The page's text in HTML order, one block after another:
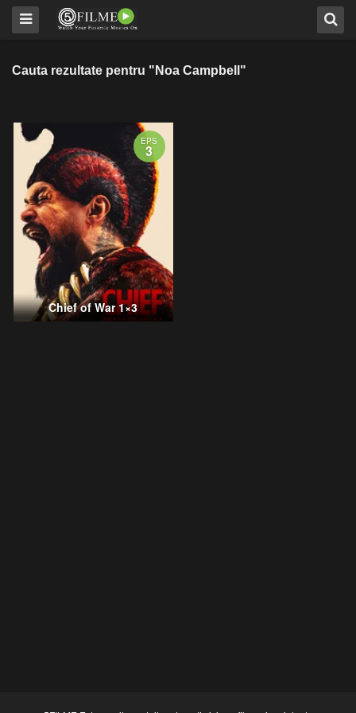
Cauta rezultate pentru "Noa Campbell"
EPS
3
Chief of War 1×3